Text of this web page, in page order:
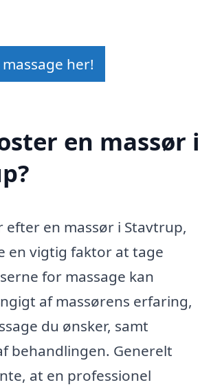
her!
en massør i
efter en massør i Stavtrup,
en vigtig faktor at tage
for massage kan
af massørens erfaring,
du ønsker, samt
behandlingen. Generelt
at en professionel